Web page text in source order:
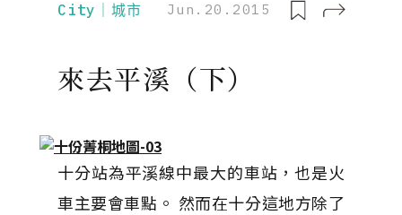
City｜城市 Jun.20.2015
來去平溪（下）
十分站為平溪線中最大的車站，也是火
車主要會車點。 然而在十分這地方除了